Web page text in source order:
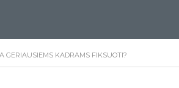
GERIAUSIEMS KADRAMS FIKSUOTI?